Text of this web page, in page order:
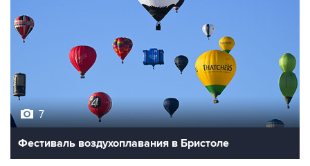
7
Фестиваль воздухоплавания в Бристоле